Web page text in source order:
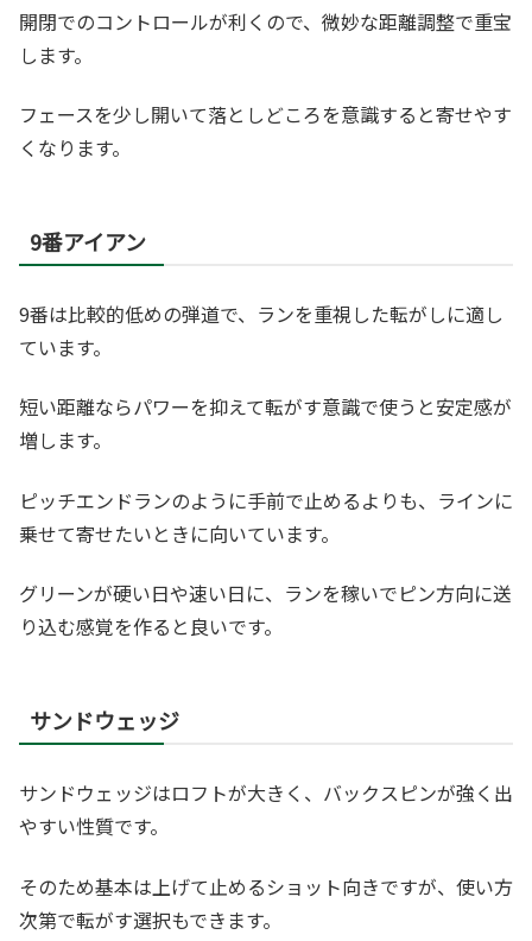
開閉でのコントロールが利くので、微妙な距離調整で重宝
します。
フェースを少し開いて落としどころを意識すると寄せやす
くなります。
9番アイアン
9番は比較的低めの弾道で、ランを重視した転がしに適し
ています。
短い距離ならパワーを抑えて転がす意識で使うと安定感が
増します。
ピッチエンドランのように手前で止めるよりも、ラインに
乗せて寄せたいときに向いています。
グリーンが硬い日や速い日に、ランを稼いでピン方向に送
り込む感覚を作ると良いです。
サンドウェッジ
サンドウェッジはロフトが大きく、バックスピンが強く出
やすい性質です。
そのため基本は上げて止めるショット向きですが、使い方
次第で転がす選択もできます。